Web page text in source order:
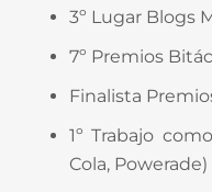
3º Lugar Blogs
7º Premios
Finalista
1º Trabajo
Cola, Powerade)